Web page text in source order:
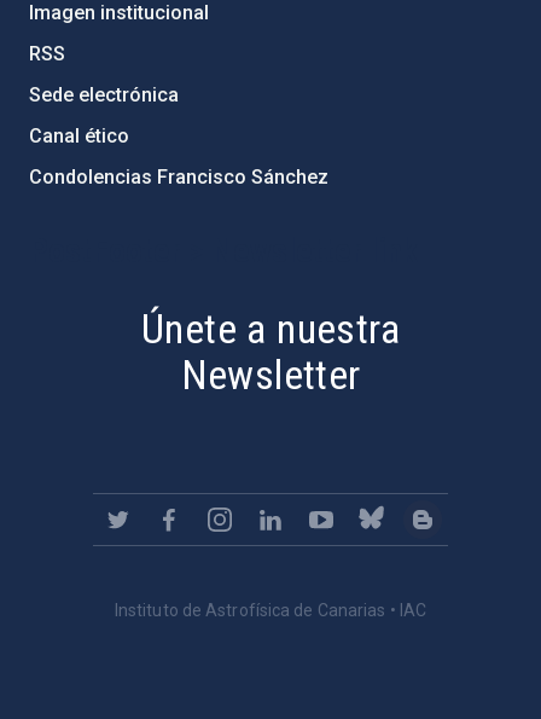
Imagen institucional
RSS
Sede electrónica
Canal ético
Condolencias Francisco Sánchez
Únete a nuestra
Newsletter
Instituto de Astrofísica de Canarias • IAC